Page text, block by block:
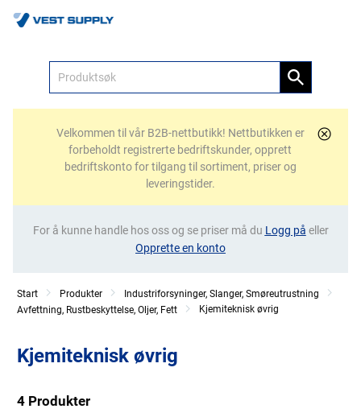
Velkommen til vår B2B-nettbutikk! Nettbutikken er
forbeholdt registrerte bedriftskunder, opprett
bedriftskonto for tilgang til sortiment, priser og
leveringstider.
For å kunne handle hos oss og se priser må du Logg på eller
Opprette en konto
Start Produkter
Industriforsyninger, Slanger, Smøreutrustning
Avfettning, Rustbeskyttelse, Oljer, Fett
Kjemiteknisk øvrig
Kjemiteknisk øvrig
4 Produkter